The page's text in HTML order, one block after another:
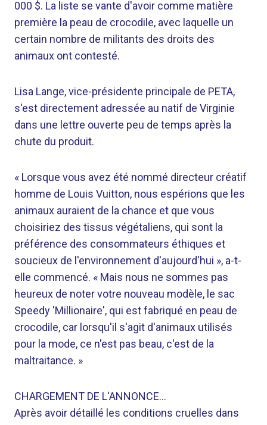
000 $. La liste se vante d'avoir comme matière
première la peau de crocodile, avec laquelle un
certain nombre de militants des droits des
animaux ont contesté.
Lisa Lange, vice-présidente principale de PETA,
s'est directement adressée au natif de Virginie
dans une lettre ouverte peu de temps après la
chute du produit.
« Lorsque vous avez été nommé directeur créatif
homme de Louis Vuitton, nous espérions que les
animaux auraient de la chance et que vous
choisiriez des tissus végétaliens, qui sont la
préférence des consommateurs éthiques et
soucieux de l'environnement d'aujourd'hui », a-t-
elle commencé. « Mais nous ne sommes pas
heureux de noter votre nouveau modèle, le sac
Speedy 'Millionaire', qui est fabriqué en peau de
crocodile, car lorsqu'il s'agit d'animaux utilisés
pour la mode, ce n'est pas beau, c'est de la
maltraitance. »
CHARGEMENT DE L'ANNONCE…
Après avoir détaillé les conditions cruelles dans